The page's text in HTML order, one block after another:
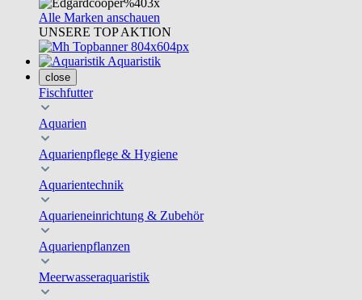
Alle Marken anschauen
UNSERE TOP AKTION
Aquaristik
close
Fischfutter
Aquarien
Aquarienpflege & Hygiene
Aquarientechnik
Aquarieneinrichtung & Zubehör
Aquarienpflanzen
Meerwasseraquaristik